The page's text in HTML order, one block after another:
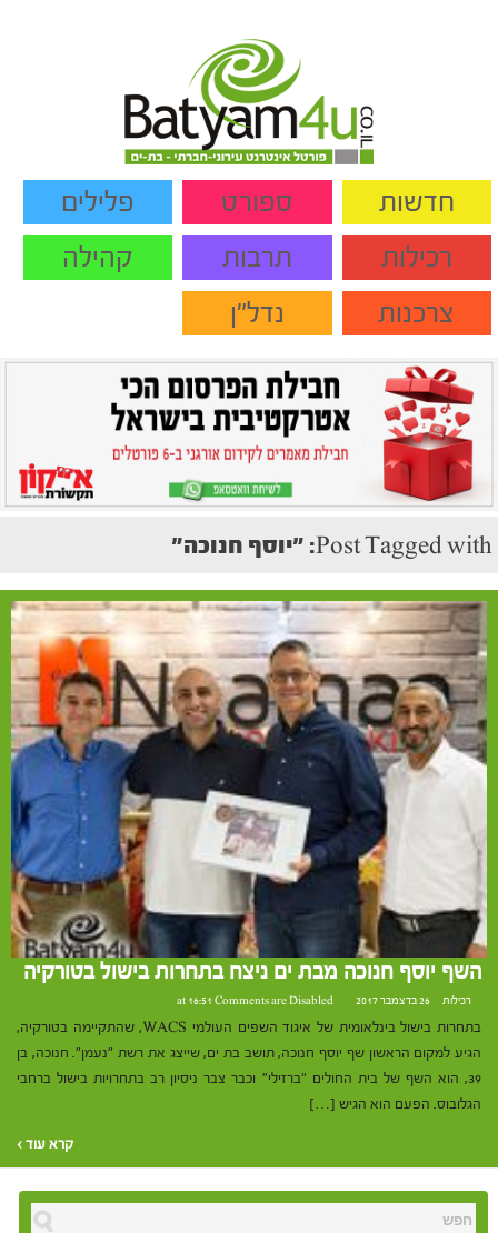
חדשות ספורט
פלילים
רכילות
תרבות
קהילה
צרכנות
נדל"ן
Post Tagged with: "יוסף חנוכה"
השף יוסף חנוכה מבת ים ניצח בתחרות בישול בטורקיה
רכילות 26 בדצמבר 2017 at 16:51 Comments are Disabled
בתחרות בישול בינלאומית של איגוד השפים העולמי WACS, שהתקיימה בטורקיה,
הגיע למקום הראשון שף יוסף חנוכה, תושב בת ים, שייצג את רשת "נעמן". חנוכה, בן
39, הוא השף של בית החולים "ברזילי" וכבר צבר ניסיון רב בתחרויות בישול ברחבי
הגלובוס. הפעם הוא הגיש […]
קרא עוד ›